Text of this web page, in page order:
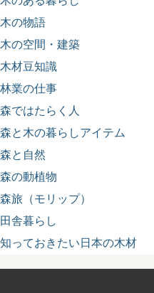
木の物語
木の空間・建築
木材豆知識
林業の仕事
森ではたらく人
森と木の暮らしアイテム
森と自然
森の動植物
森旅（モリップ）
田舎暮らし
知っておきたい日本の木材